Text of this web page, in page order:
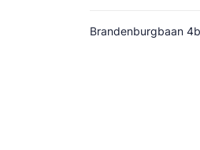
Brandenburgbaan